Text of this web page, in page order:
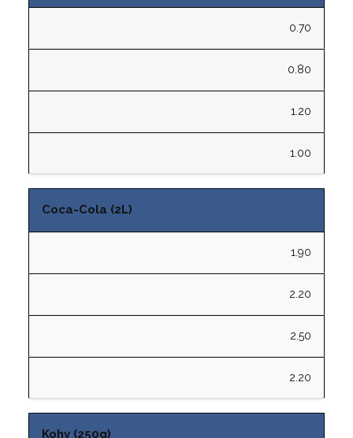
0.70
0.80
1.20
1.00
Coca-Cola (2L)
1.90
2.20
2.50
2.20
Kohv (250g)